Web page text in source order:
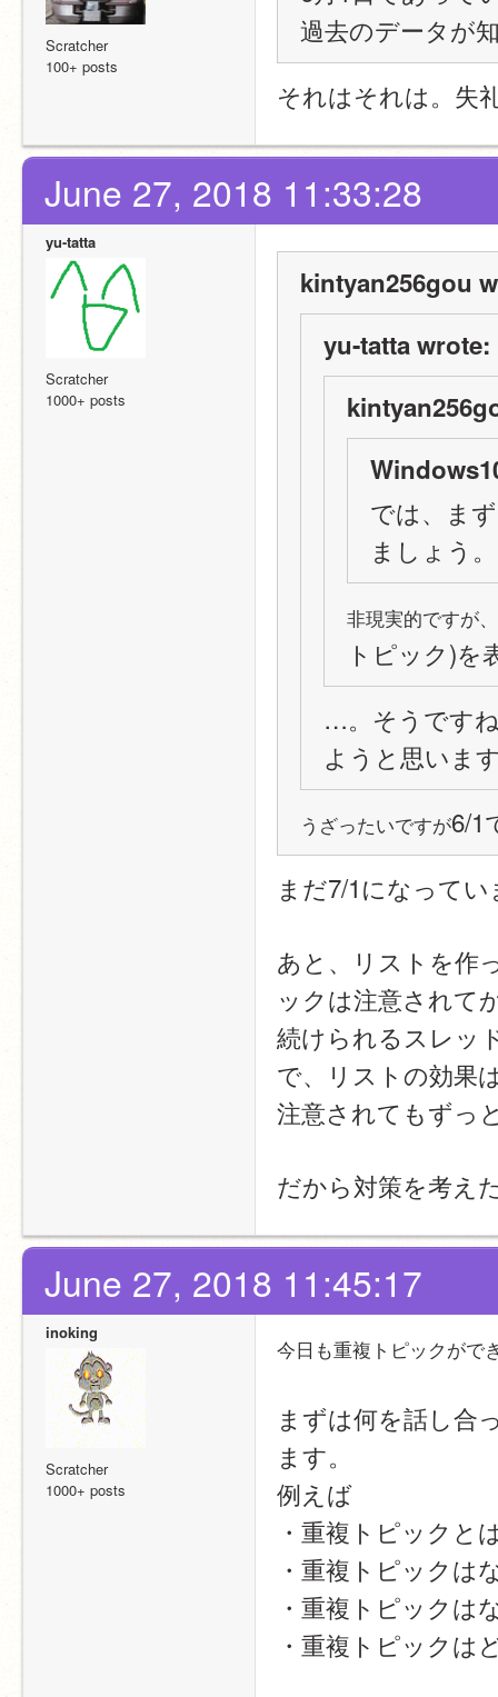
Scratcher
100+ posts
過去のデータが
それはそれは。失
June 27, 2018 11:33:28
yu-tatta
Scratcher
1000+ posts
kintyan256gou
yu-tatta wrote:
では、ま
ましょう。
非現実的ですが
トピック)
…。そうです
ようと思いま
うざったいですが6/1
まだ7/1になって
あと、リストを作
ックは注意されて
続けられるスレッ
で、リストの効果
注意されてもずっ
だから対策を考え
June 27, 2018 11:45:17
inoking
Scratcher
1000+ posts
今日も重複トピックがで
まずは何を話し合
ます。
例えば
・重複トピックと
・重複トピックは
・重複トピックは
・重複トピックは